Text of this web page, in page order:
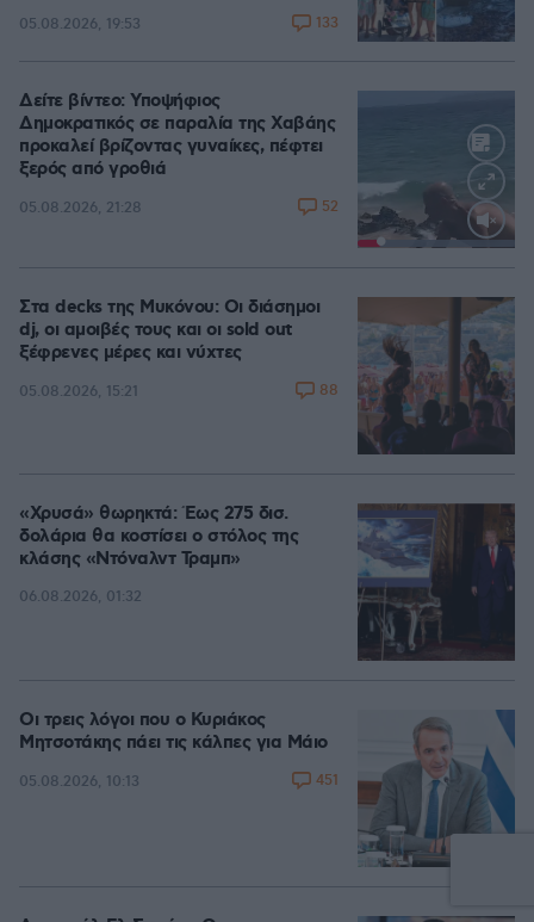
05.08.2026, 19:53 133
Loaded:
Δείτε βίντεο: Υποψήφιος
Δημοκρατικός σε παραλία της Χαβάης
προκαλεί βρίζοντας γυναίκες, πέφτει
ξερός από γροθιά
05.08.2026, 21:28 52
Στα decks της Μυκόνου: Οι διάσημοι
dj, οι αμοιβές τους και οι sold out
ξέφρενες μέρες και νύχτες
05.08.2026, 15:21 88
«Χρυσά» θωρηκτά: Έως 275 δισ.
δολάρια θα κοστίσει ο στόλος της
κλάσης «Ντόναλντ Τραμπ»
06.08.2026, 01:32
Οι τρεις λόγοι που ο Κυριάκος
Μητσοτάκης πάει τις κάλπες για Μάιο
05.08.2026, 10:13 451